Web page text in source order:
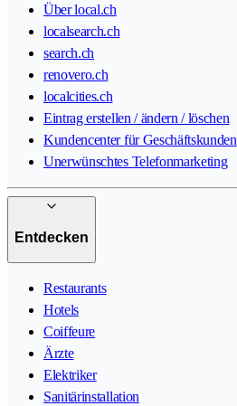
Über local.ch
localsearch.ch
search.ch
renovero.ch
localcities.ch
Eintrag erstellen / ändern / löschen
Kundencenter für Geschäftskunden
Unerwünschtes Telefonmarketing
Entdecken
Restaurants
Hotels
Coiffeure
Ärzte
Elektriker
Sanitärinstallation